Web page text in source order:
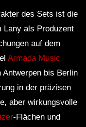
des Sets ist die
Lany als Produzent
auf dem
Armada Music
Antwerpen bis Berlin
in der präzisen
aber wirkungsvolle
-Flächen und